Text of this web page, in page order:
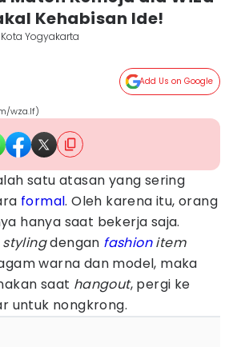
Kehabisan Ide!
Kota Yogyakarta
Add Us on Google
wza.lf)
satu atasan yang sering
formal. Oleh karena itu, orang
hanya saat bekerja saja.
stylingdengan fashionitem
warna dan model, maka
saat hangout, pergi ke
untuk nongkrong.